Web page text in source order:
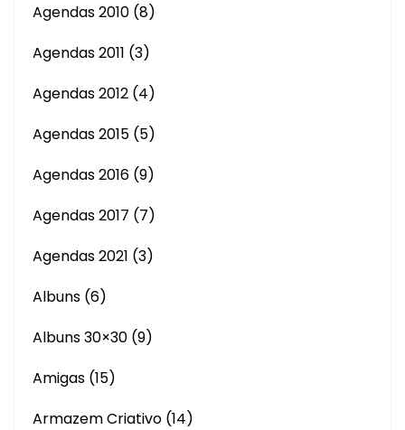
Agendas 2010 (8)
Agendas 2011 (3)
Agendas 2012 (4)
Agendas 2015 (5)
Agendas 2016 (9)
Agendas 2017 (7)
Agendas 2021 (3)
Albuns (6)
Albuns 30×30 (9)
Amigas (15)
Armazem Criativo (14)